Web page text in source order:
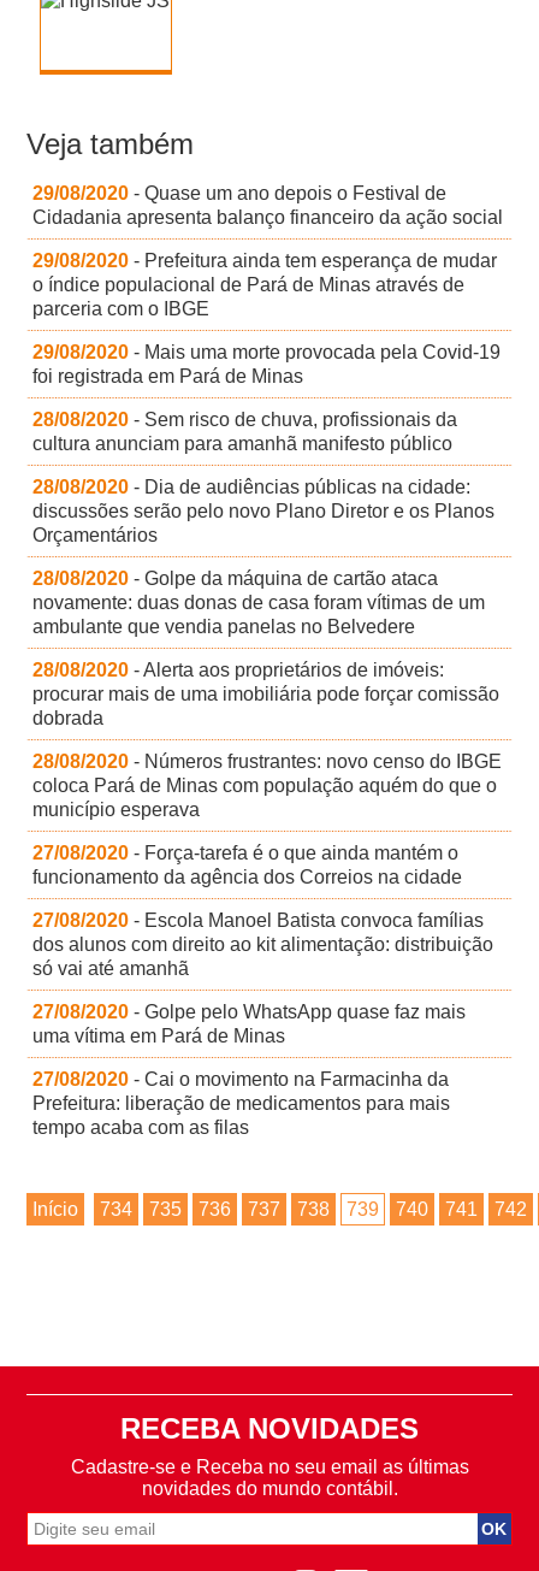
Veja também
29/08/2020 - Quase um ano depois o Festival de
Cidadania apresenta balanço financeiro da ação social
29/08/2020 - Prefeitura ainda tem esperança de mudar
o índice populacional de Pará de Minas através de
parceria com o IBGE
29/08/2020 - Mais uma morte provocada pela Covid-19
foi registrada em Pará de Minas
28/08/2020 - Sem risco de chuva, profissionais da
cultura anunciam para amanhã manifesto público
28/08/2020 - Dia de audiências públicas na cidade:
discussões serão pelo novo Plano Diretor e os Planos
Orçamentários
28/08/2020 - Golpe da máquina de cartão ataca
novamente: duas donas de casa foram vítimas de um
ambulante que vendia panelas no Belvedere
28/08/2020 - Alerta aos proprietários de imóveis:
procurar mais de uma imobiliária pode forçar comissão
dobrada
28/08/2020 - Números frustrantes: novo censo do IBGE
coloca Pará de Minas com população aquém do que o
município esperava
27/08/2020 - Força-tarefa é o que ainda mantém o
funcionamento da agência dos Correios na cidade
27/08/2020 - Escola Manoel Batista convoca famílias
dos alunos com direito ao kit alimentação: distribuição
só vai até amanhã
27/08/2020 - Golpe pelo WhatsApp quase faz mais
uma vítima em Pará de Minas
27/08/2020 - Cai o movimento na Farmacinha da
Prefeitura: liberação de medicamentos para mais
tempo acaba com as filas
Início 734 735 736 737 738 739 740 741 742
RECEBA NOVIDADES
Cadastre-se e Receba no seu email as últimas
novidades do mundo contábil.